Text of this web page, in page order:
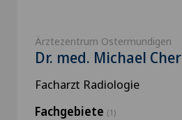
Ärztezentrum Ostermundigen
Dr. med. Michael
Facharzt Radiologie
Fachgebiete (1)